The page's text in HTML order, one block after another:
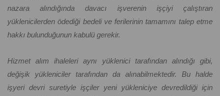
nazara alındığında davacı işverenin işçiyi çalıştıran
yüklenicilerden ödediği bedeli ve ferilerinin tamamını talep etme
hakkı bulunduğunun kabulü gerekir.
Hizmet alım ihaleleri aynı yüklenici tarafından alındığı gibi,
değişik yükleniciler tarafından da alınabilmektedir. Bu halde
işyeri devri suretiyle işçiler yeni yükleniciye devredildiği için